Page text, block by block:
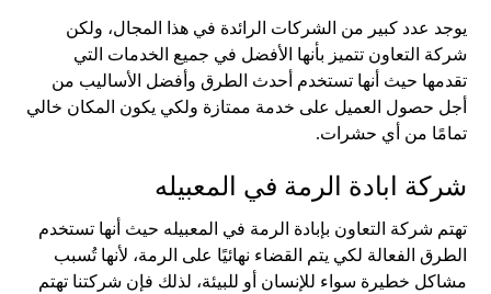
يوجد عدد كبير من الشركات الرائدة في هذا المجال، ولكن
شركة التعاون تتميز بأنها الأفضل في جميع الخدمات التي
تقدمها حيث أنها تستخدم أحدث الطرق وأفضل الأساليب من
أجل حصول العميل على خدمة ممتازة ولكي يكون المكان خالي
تمامًا من أي حشرات.
شركة ابادة الرمة في المعبيله
تهتم شركة التعاون بإبادة الرمة في المعبيله حيث أنها تستخدم
الطرق الفعالة لكي يتم القضاء نهائيًا على الرمة، لأنها تُسبب
مشاكل خطيرة سواء للإنسان أو للبيئة، لذلك فإن شركتنا تهتم